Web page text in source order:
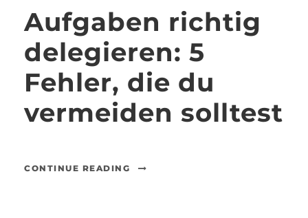
Aufgaben richtig
delegieren: 5
Fehler, die du
vermeiden solltest
CONTINUE READING